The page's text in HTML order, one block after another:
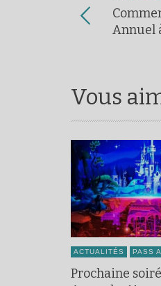
Annuel
Vous
ACTUALITÉS PASS
Prochaine